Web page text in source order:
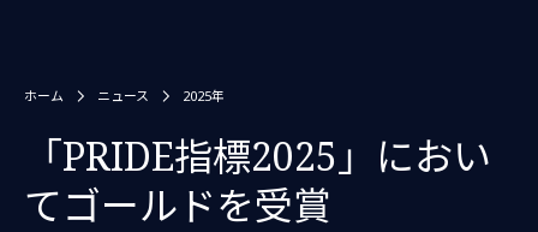
ホーム ニュース 2025年
「PRIDE指標2025」におい
てゴールドを受賞